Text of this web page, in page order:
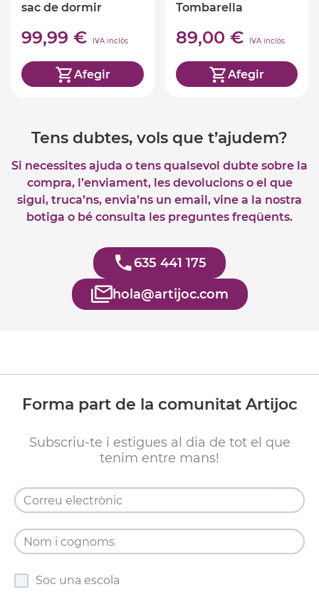
sac de dormir
99,99 € IVA inclòs
Afegir
Tombarella
89,00 € IVA inclòs
Afegir
Tens dubtes, vols que t’ajudem?
Si necessites ajuda o tens qualsevol dubte sobre la
compra, l’enviament, les devolucions o el que
sigui, truca’ns, envia’ns un email, vine a la nostra
botiga o bé consulta les preguntes freqüents.
635 441 175
hola@artijoc.com
Forma part de la comunitat Artijoc
Subscriu-te i estigues al dia de tot el que
tenim entre mans!
Soc una escola